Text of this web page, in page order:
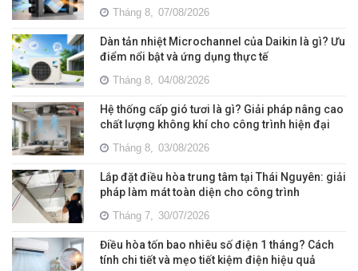
Tháng 8, 07/08/2026
Dàn tản nhiệt Microchannel của Daikin là gì? Ưu
điểm nổi bật và ứng dụng thực tế
Tháng 8, 04/08/2026
Hệ thống cấp gió tươi là gì? Giải pháp nâng cao
chất lượng không khí cho công trình hiện đại
Tháng 8, 03/08/2026
Lắp đặt điều hòa trung tâm tại Thái Nguyên: giải
pháp làm mát toàn diện cho công trình
Tháng 7, 30/07/2026
Điều hòa tốn bao nhiêu số điện 1 tháng? Cách
tính chi tiết và mẹo tiết kiệm điện hiệu quả